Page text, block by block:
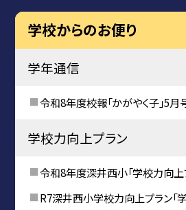
学校からのお便り
学年通信
令和8年度校報「かがやく子」5月
学校力向上プラン
令和8年度深井西小「学校力向上
R7深井西小学校力向上プラン「